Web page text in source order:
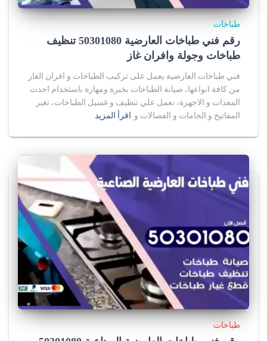
طباخات
رقم فني طباخات العارضية 50301080 تنظيف
طباخات وجولة وافران غاز
فني طباخات العارضية يعمل على تركيب الطباخات و افران الغاز
من كافة انواعها، صيانة الطباخات بخبرة ومهارة باستخدام احدث
المعدات و الاجهزة، نعمل علي تنظيف و غسيل الطباخات، تغير
المفاتيح و الجامات و الفصالات و اقرأ المزيد
طباخات